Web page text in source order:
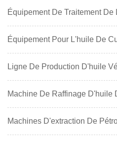
Équipement De Traitement
Équipement Pour L'huile De
Ligne De Production D'huile
Machine De Raffinage D'huile
Machines D'extraction De